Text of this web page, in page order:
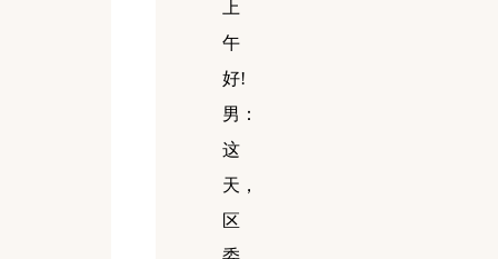
上
午
好!
男：
这
天，
区